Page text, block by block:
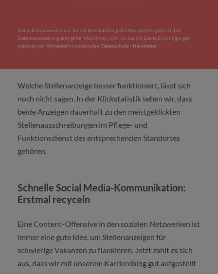
Deine Daten werden nur für die Bereitstellung des Newsletters genutzt. Die
Datenverarbeitung erfolgt bei Mailchimp, USA. Du kannst Deine Einwilligungen
jederzeit per Abmeldelink widerrufen. Datenschutz / Newsletter
Welche Stellenanzeige besser funktioniert, lässt sich
noch nicht sagen. In der Klickstatistik sehen wir, dass
beide Anzeigen dauerhaft zu den meistgeklickten
Stellenausschreibungen im Pflege- und
Funktionsdienst des entsprechenden Standortes
gehören.
Schnelle Social Media-Kommunikation:
Erstmal recyceln
Eine Content-Offensive in den sozialen Netzwerken ist
immer eine gute Idee, um Stellenanzeigen für
schwierige Vakanzen zu flankieren. Jetzt zahlt es sich
aus, dass wir mit unserem Karriereblog gut aufgestellt